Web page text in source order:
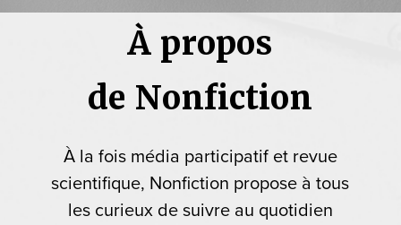
À propos
de Nonfiction
À la fois média participatif et revue
scientifique, Nonfiction propose à tous
les curieux de suivre au quotidien